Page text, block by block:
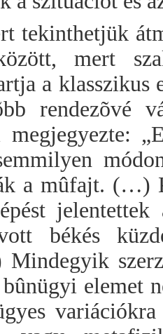
tekinthetjük
mert
a klasszikus
rendezõvé
megjegyezte:
a mûfajt. (…)
jelentettek
békés
elemet